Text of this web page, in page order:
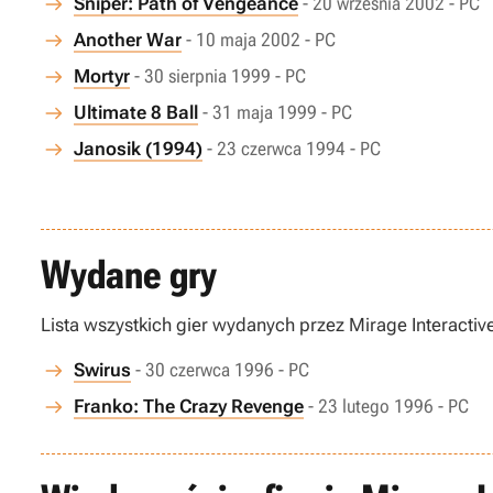
Another War - 10 maja 2002 - PC
Mortyr - 30 sierpnia 1999 - PC
Ultimate 8 Ball - 31 maja 1999 - PC
Janosik (1994) - 23 czerwca 1994 - PC
Wydane gry
Lista wszystkich gier wydanych przez Mirage
Swirus - 30 czerwca 1996 - PC
Franko: The Crazy Revenge - 23 lutego 1996 - PC